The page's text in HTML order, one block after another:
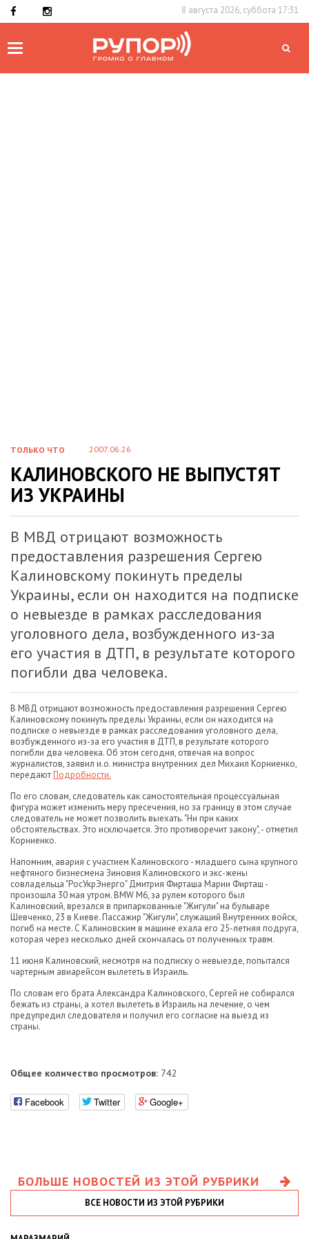
8 августа 2026, суббота 17:31
Toggle
ТОЛЬКО ЧТО 2007.06.26
КАЛИНОВСКОГО НЕ ВЫПУСТЯТ
ИЗ УКРАИНЫ
В МВД отрицают возможность
предоставления разрешения Сергею
Калиновскому покинуть пределы
Украины, если он находится на подписке
о невыезде в рамках расследования
уголовного дела, возбужденного из-за
его участия в ДТП, в результате которого
погибли два человека.
В МВД отрицают возможность предоставления разрешения Сергею
Калиновскому покинуть пределы Украины, если он находится на
подписке о невыезде в рамках расследования уголовного дела,
возбужденного из-за его участия в ДТП, в результате которого
погибли два человека. Об этом сегодня, отвечая на вопрос
журналистов, заявил и.о. министра внутренних дел Михаил Корниенко,
передаютПодробности.
По его словам, следователь как самостоятельная процессуальная
фигура может изменить меру пресечения, но за границу в этом случае
следователь не может позволить выехать. "Ни при каких
обстоятельствах. Это исключается. Это противоречит закону", - отметил
Корниенко.
Напомним, авария с участием Калиновского - младшего сына крупного
нефтяного бизнесмена Зиновия Калиновского и экс-жены
совладельца "РосУкрЭнерго" Дмитрия Фирташа Марии Фирташ -
произошла 30 мая утром. BMW М6, за рулем которого был
Калиновский, врезался в припаркованные "Жигули" на бульваре
Шевченко, 23 в Киеве. Пассажир "Жигули", служащий Внутренних войск,
погиб на месте. С Калиновским в машине ехала его 25-летняя подруга,
которая через несколько дней скончалась от полученных травм.
11 июня Калиновский, несмотря на подписку о невыезде, попытался
чартерным авиарейсом вылететь в Израиль.
По словам его брата Александра Калиновского, Сергей не собирался
бежать из страны, а хотел вылететь в Израиль на лечение, о чем
предупредил следователя и получил его согласие на выезд из
страны.
Общее количество просмотров: 742
Facebook Twitter Google+
БОЛЬШЕ НОВОСТЕЙ ИЗ ЭТОЙ РУБРИКИ
ВСЕ НОВОСТИ ИЗ ЭТОЙ РУБРИКИ